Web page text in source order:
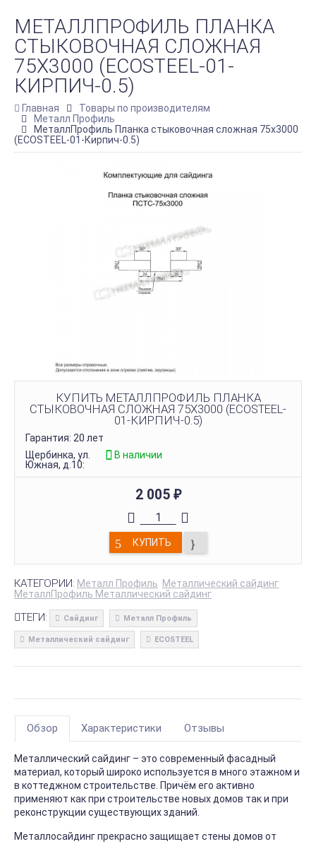
МЕТАЛЛПРОФИЛЬ ПЛАНКА
СТЫКОВОЧНАЯ СЛОЖНАЯ
75Х3000 (ECOSTEEL-01-
КИРПИЧ-0.5)
Главная
Товары по производителям
Металл Профиль
МеталлПрофиль Планка стыковочная сложная 75х3000
(ECOSTEEL-01-Кирпич-0.5)
КУПИТЬ МЕТАЛЛПРОФИЛЬ ПЛАНКА
СТЫКОВОЧНАЯ СЛОЖНАЯ 75Х3000 (ECOSTEEL-
01-КИРПИЧ-0.5)
Гарантия: 20 лет
Щербинка, ул.
Южная, д.10:
В наличии
2 005 ₽
КУПИТЬ
КАТЕГОРИИ: Металл Профиль Металлический сайдинг
МеталлПрофиль Металлический сайдинг
ТЕГИ: Сайдинг Металл Профиль
Металлический сайдинг ECOSTEEL
Обзор Характеристики Отзывы
Металлический сайдинг – это современный фасадный
материал, который широко используется в много этажном и
в коттеджном строительстве. Причём его активно
применяют как при строительстве новых домов так и при
реконструкции существующих зданий.
Металлосайдинг прекрасно защищает стены домов от